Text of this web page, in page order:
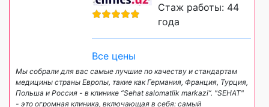
Стаж работы: 44
года
Все цены
Мы собрали для вас самые лучшие по качеству и стандартам
медицины страны Европы, такие как Германия, Франция, Турция,
Польша и Россия - в клинике “Sehat salomatlik markazi”. "SEHAT"
- это огромная клиника, включающая в себя: самый